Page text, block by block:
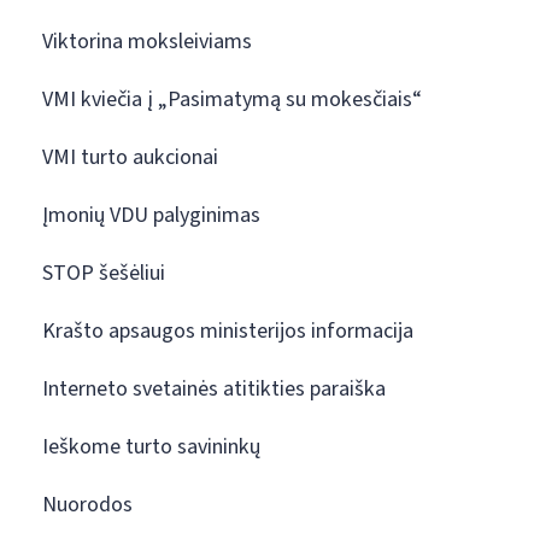
Viktorina moksleiviams
VMI kviečia į „Pasimatymą su mokesčiais“
VMI turto aukcionai
Įmonių VDU palyginimas
STOP šešėliui
Krašto apsaugos ministerijos informacija
Interneto svetainės atitikties paraiška
Ieškome turto savininkų
Nuorodos